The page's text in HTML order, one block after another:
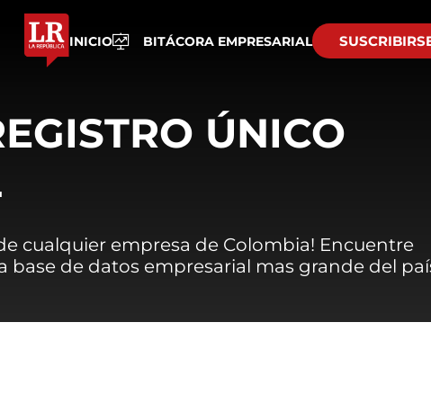
INICIO BITÁCORA EMPRESARIAL
ÚNICO
cualquier empresa de Colombia! Encuentre
base de datos empresarial mas grande del